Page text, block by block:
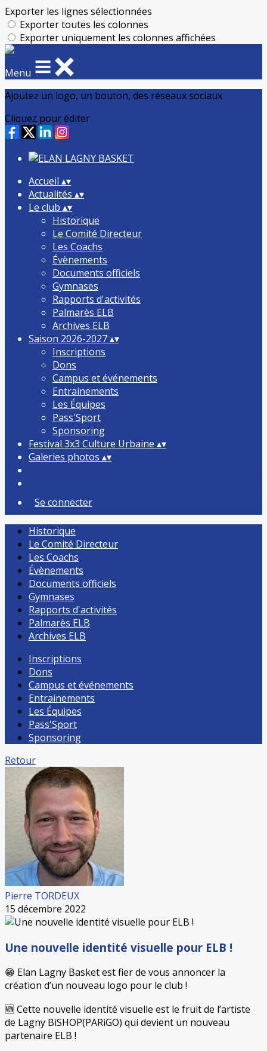
Exporter les lignes sélectionnées
Exporter toutes les colonnes
Exporter uniquement les colonnes affichées
Menu
Ajoutez un logo, un bouton, des réseaux sociaux
Cliquez pour éditer
Accueil ▴▾
Actualités ▴▾
Le club ▴▾
Historique
Le Comité Directeur
Les Coachs
Évènements
Documents officiels
Gymnases
Rapports d'activités
Palmarès ELB
Archives ELB
Saison 2026-2027▴▾
Inscriptions
Dons
Campus et événements
Entrainements
Les Équipes
Pass'Sport
Sponsoring
Festival 3x3 Culture Urbaine ▴▾
Galeries photos ▴▾
Se connecter
Historique
Le Comité Directeur
Les Coachs
Évènements
Documents officiels
Gymnases
Rapports d'activités
Palmarès ELB
Archives ELB
Inscriptions
Dons
Campus et événements
Entrainements
Les Équipes
Pass'Sport
Sponsoring
Retour
Pierre TORDEUX
15 décembre 2022
Une nouvelle identité visuelle pour ELB !
😁 Elan Lagny Basket est fier de vous annoncer la
création d’un nouveau logo pour le club !
🆕 Cette nouvelle identité visuelle est le fruit de l’artiste
de Lagny BiSHOP(PARiGO) qui devient un nouveau
partenaire ELB !